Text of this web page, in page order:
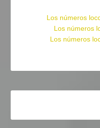
Los números
Los números
Los números